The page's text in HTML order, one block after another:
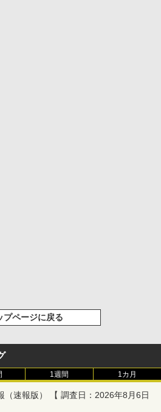
プページに戻る
1週間 1カ月
（速報版） 【 調査日：2026年8月6日